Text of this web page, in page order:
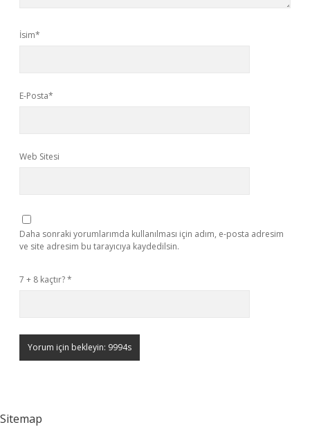
İsim*
E-Posta*
Web Sitesi
Daha sonraki yorumlarımda kullanılması için adım, e-posta adresim
ve site adresim bu tarayıcıya kaydedilsin.
7 + 8 kaçtır?*
Sitemap